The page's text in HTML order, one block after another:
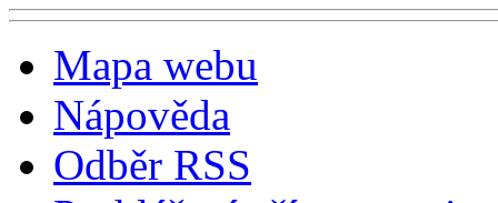
Mapa webu
Nápověda
Odběr RSS